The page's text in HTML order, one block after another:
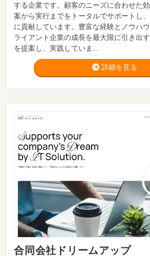
する企業です。顧客のニーズに合わせた
案から実行までをトータルでサポートし
に貢献しています。豊富な経験とノウハ
ライアント企業の成長を最大限に引き出
を提案し、実践していま...
詳細を見る
合同会社ドリームアップ